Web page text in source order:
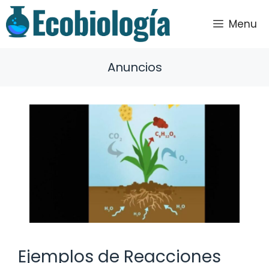
Saltar
al
contenido
Menu
Anuncios
Ejemplos de Reacciones